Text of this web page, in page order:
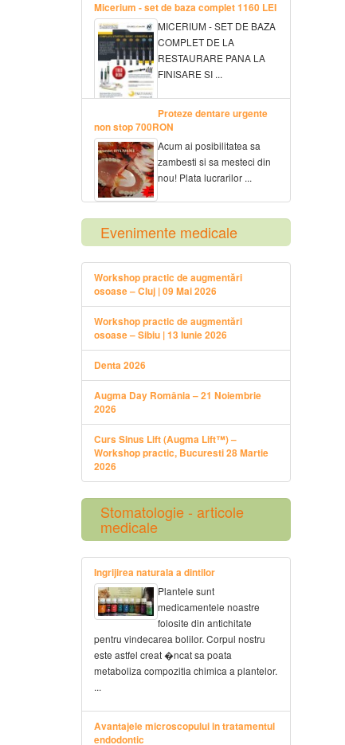
Micerium - set de baza complet 1160 LEI
MICERIUM - SET DE BAZA
COMPLET DE LA
RESTAURARE PANA LA
FINISARE SI ...
Proteze dentare urgente
non stop 700RON
Acum ai posibilitatea sa
zambesti si sa mesteci din
nou! Plata lucrarilor ...
Evenimente medicale
Workshop practic de augmentări
osoase – Cluj | 09 Mai 2026
Workshop practic de augmentări
osoase – Sibiu | 13 Iunie 2026
Denta 2026
Augma Day România – 21 Noiembrie
2026
Curs Sinus Lift (Augma Lift™) –
Workshop practic, Bucuresti 28 Martie
2026
Stomatologie - articole
medicale
Ingrijirea naturala a dintilor
Plantele sunt
medicamentele noastre
folosite din antichitate
pentru vindecarea bolilor. Corpul nostru
este astfel creat �ncat sa poata
metaboliza compozitia chimica a plantelor.
...
Avantajele microscopului in tratamentul
endodontic